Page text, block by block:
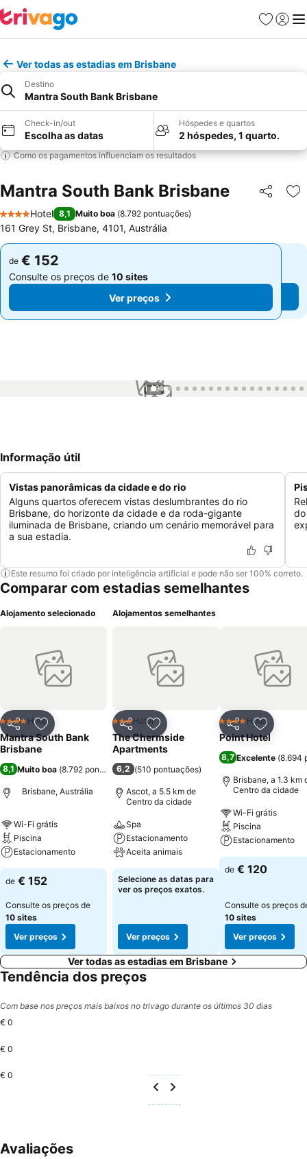
Favoritos
Iniciar
Ver todas as estadias em Brisbane
Destino
Mantra South Bank Brisbane
Check-in/out
Escolha as datas
Hóspedes e quartos
2 hóspedes, 1 quarto.
Como os pagamentos influenciam os resultados
Mantra South Bank Brisbane Partilhar
4 Estrelas
Hotel 8,1 Muito boa (8.792 pontuações)
161 Grey St, Brisbane, 4101, Austrália
de € 152
Consulte os preços de 10 sites
Ver preços
de € 152
Consulte os preços de 10 sites
Ver preços
1 / 91
Informação útil
Vistas panorâmicas da cidade e do rio
Alguns quartos oferecem vistas deslumbrantes do rio
Brisbane, do horizonte da cidade e da roda-gigante
iluminada de Brisbane, criando um cenário memorável para
a sua estadia.
Este resumo foi criado por inteligência artificial e pode não ser 100% correto.
Comparar com estadias semelhantes
Alojamento selecionado
PartilharAdicionar aos favoritos
4 EstrelasHotel
Mantra South Bank
Brisbane
8,1 Muito boa (8.792 pontuações )
Brisbane, Austrália
Wi-Fi grátis
Piscina
Estacionamento
de € 152
Consulte os preços de
10 sites
Ver preços
Alojamentos semelhantes
PartilharAdicionar aos favoritos
3 Estrelas
Hotel
The Chermside
Apartments
6,2 (510 pontuações)
Ascot, a 5.5 km de
Centro da cidade
Spa
Estacionamento
Aceita animais
Selecione as datas para
ver os preços exatos.
Ver preços
Partilhar
4 EstrelasHotel
Point Hotel
8,7 Excelente (8.694
Brisbane, a 1.3 km
Centro da cidade
Wi-Fi grátis
Piscina
Estacionamento
de € 120
Consulte os preços
10 sites
Ver preços
Ver todas as estadias em Brisbane
Tendência dos preços
Com base nos preços mais baixos no trivago durante os últimos 30 dias
€ 0
€ 0
€ 0
Avaliações